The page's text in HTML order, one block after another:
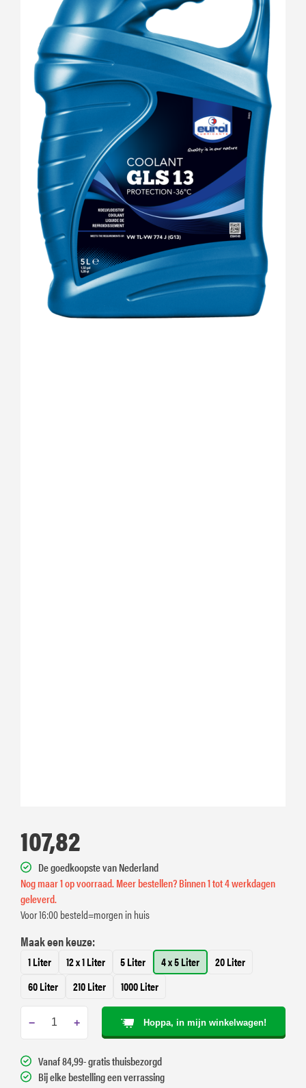
107,82
De goedkoopste van Nederland
Nog maar 1 op voorraad. Meer bestellen? Binnen 1 tot 4 werkdagen
geleverd.
Voor 16:00 besteld=morgen in huis
Maak een keuze:
1 Liter 12 x 1 Liter 5 Liter 4 x 5 Liter
20 Liter
60 Liter
210 Liter 1000 Liter
− + Hoppa, in mijn winkelwagen!
Vanaf 84,99- gratis thuisbezorgd
Bij elke bestelling een verrassing